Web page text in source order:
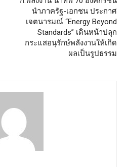
นำภาครัฐ-เอกชน ประกาศ
เจตนารมณ์ “Energy Beyond
Standards” เดินหน้าปลุก
กระแสอนุรักษ์พลังงานให้เกิด
ผลเป็นรูปธรรม